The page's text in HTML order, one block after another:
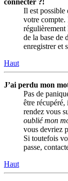
connecter ?!
Il est possible
votre compte.
régulièrement
de la base de
enregistrer et
Haut
J’ai perdu mon
Pas de
être
rendez vous
oublié mon
vous devriez
Si toutefois
passe,
Haut